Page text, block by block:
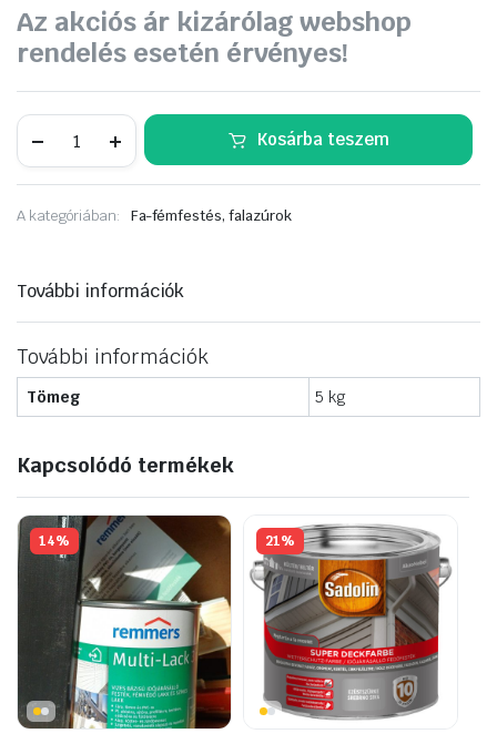
Az akciós ár kizárólag webshop
rendelés esetén érvényes!
Extra
vastaglazúr
5
rusztikus
Kosárba teszem
A kategóriában: Fa-fémfestés, falazúrok
További információk
További információk
Tömeg 5 kg
Kapcsolódó termékek
14% 21%